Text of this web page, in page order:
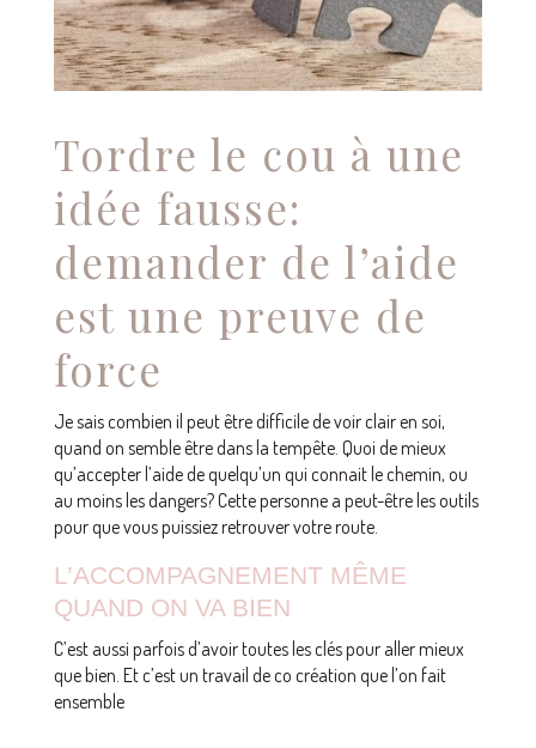
Tordre le cou à une
idée fausse:
demander de l’aide
est une preuve de
force
Je sais combien il peut être difficile de voir clair en soi,
quand on semble être dans la tempête. Quoi de mieux
qu’accepter l’aide de quelqu’un qui connait le chemin, ou
au moins les dangers? Cette personne a peut-être les outils
pour que vous puissiez retrouver votre route.
L’ACCOMPAGNEMENT MÊME
QUAND ON VA BIEN
C’est aussi parfois d’avoir toutes les clés pour aller mieux
que bien. Et c’est un travail de co création que l’on fait
ensemble